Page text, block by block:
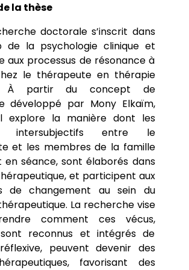
la thèse
doctorales’inscrit dans
de la psychologie clinique et
aux processus de résonance à
le thérapeute en thérapie
À partir du concept de
développé par Mony Elkaïm,
explore la manière dont les
intersubjectifs entre le
et les membres de la famille
en séance, sont élaborés dans
et participent aux
de changement au sein du
La recherche vise
comment ces vécus,
sont reconnus et intégrés de
peuvent devenir des
favorisant des